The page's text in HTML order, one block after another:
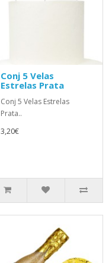
Conj 5 Velas
Estrelas Prata
Conj 5 Velas Estrelas
Prata..
3,20€